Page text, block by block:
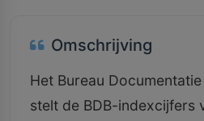
Omschrijving
Het Bureau
stelt de BDB-indexcijfers